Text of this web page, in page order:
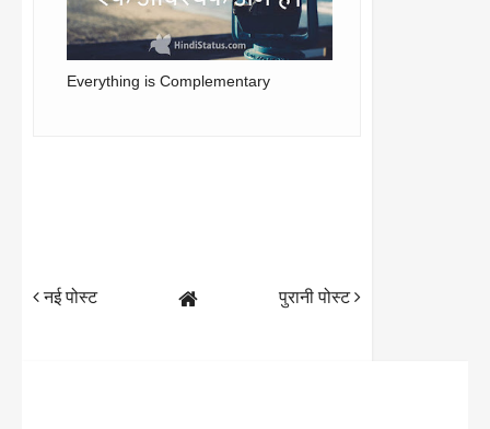
Everything is Complementary
नई पोस्ट पुरानी पोस्ट